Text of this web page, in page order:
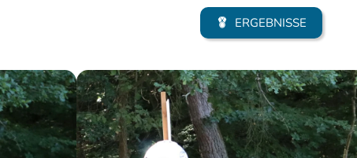
ERGEBNISSE